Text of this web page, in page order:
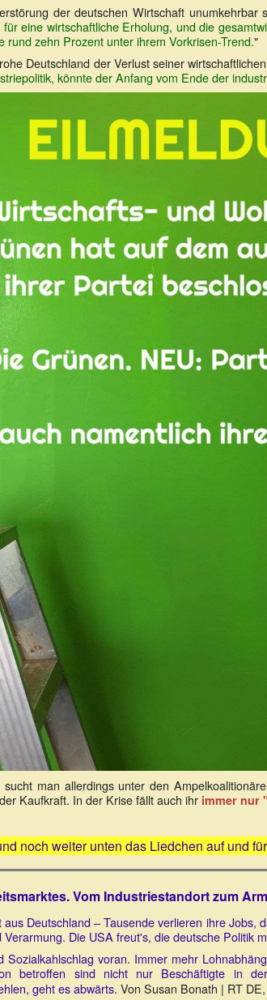
der deutschen Wirtschaft unumkehrbar
eine wirtschaftliche Erholung, und die
zehn Prozent unter ihrem Vorkrisen-Trend."
Deutschland der Verlust seiner
könnte der Anfang vom Ende der
man allerdings unter den
Kaufkraft. In der Krise fällt auch ihr immer nur
noch weiter unten das Liedchen auf und
Vom Industriestandort zum
Deutschland – Tausende verlieren ihre
Die USA freut's, die deutsche Politik
Sozialkahlschlag voran. Immer mehr
betroffen sind nicht nur Beschäftigte in
geht es abwärts. Von Susan Bonath | RT